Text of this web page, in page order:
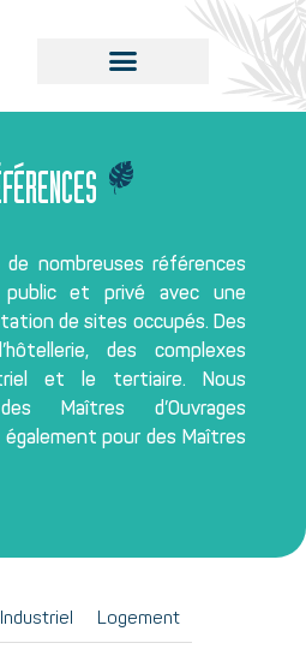
nombreuses références
et privé avec une
de sites occupés. Des
des complexes
et le tertiaire. Nous
Maîtres d’Ouvrages
pour des Maîtres
Industriel Logement